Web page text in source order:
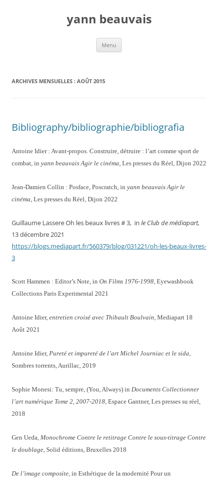
yann beauvais
Menu
ARCHIVES MENSUELLES : AOÛT 2015
Bibliography/bibliographie/bibliografia
Antoine Idier : Avant-propos. Construire, détruire : l’art comme sport de
combat, in yann beauvais Agir le cinéma, Les presses du Réel, Dijon 2022
Jean-Damien Collin : Posface, Poscratch, in yann beauvais Agir le
cinéma, Les presses du Réel, Dijon 2022
Guillaume Lassere Oh les beaux livres # 3, in le Club de médiapart,
13 décembre 2021
https://blogs.mediapart.fr/560379/blog/031221/oh-les-beaux-livres-
3
Scott Hammen : Editor’s Note, in On Films 1976-1998, Eyewashbook
Collections Paris Experimental 2021
Antoine Idier, entretien croisé avec Thibault Boulvain, Mediapart 18
Août 2021
Antoine Idier, Pureté et impureté de l’art Michel Journiac et le sida,
Sombres torrents, Aurillac, 2019
Sophie Monesi: Tu, sempre, (You, Always) in Documents Collectionner
l’art numérique Tome 2, 2007-2018, Espace Gantner, Les presses su réel,
2018
Gen Ueda, Monochrome Contre le retitrage Contre le sous-titrage Contre
le doublage, Solid éditions, Bruxelles 2018
De l’image composite, in Esthétique de la modernité Pour un